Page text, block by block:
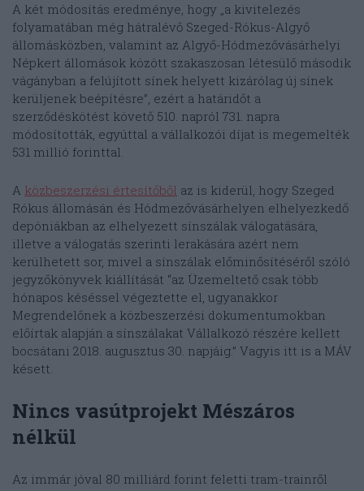
A két módosítás eredménye, hogy „a kivitelezés
folyamatában még hátralévő Szeged-Rókus-Algyő
állomásközben, valamint az Algyő-Hódmezővásárhelyi
Népkert állomások között szakaszosan létesülő második
vágányban a felújított sínek helyett kizárólag új sínek
kerüljenek beépítésre”, ezért a határidőt a
szerződéskötést követő 510. napról 731. napra
módosították, egyúttal a vállalkozói díjat is megemelték
531 millió forinttal.
A közbeszerzési értesítőből az is kiderül, hogy Szeged
Rókus állomásán és Hódmezővásárhelyen elhelyezkedő
depóniákban az elhelyezett sínszálak válogatására,
illetve a válogatás szerinti lerakására azért nem
kerülhetett sor, mivel a sínszálak előminősítéséről szóló
jegyzőkönyvek kiállítását “az Üzemeltető csak több
hónapos késéssel végeztette el, ugyanakkor
Megrendelőnek a közbeszerzési dokumentumokban
előírtak alapján a sínszálakat Vállalkozó részére kellett
bocsátani 2018. augusztus 30. napjáig.” Vagyis itt is a MÁV
késett.
Nincs vasútprojekt Mészáros
nélkül
Az immár jóval 80 milliárd forint feletti tram-trainről